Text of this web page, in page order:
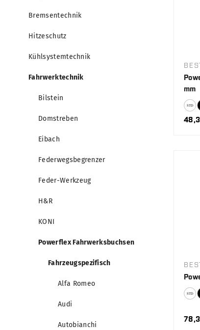
Bremsentechnik
Hitzeschutz
Kühlsystemtechnik
Fahrwerktechnik
Bilstein
Domstreben
Eibach
Federwegsbegrenzer
Feder-Werkzeug
H&R
KONI
Powerflex Fahrwerksbuchsen
Fahrzeugspezifisch
Alfa Romeo
Audi
Autobianchi
mm